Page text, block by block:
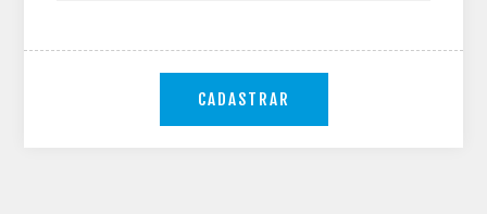
CADASTRAR